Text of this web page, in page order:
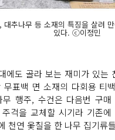
대추나무 등 소재의 특징을 살려
있다. ⓒ이정민
에도 골라 보는 재미가 있는
무표백 면 소재의 다회용 티
무 행주, 수건은 다음번 구
걱을 교체할 시기라 기존
천연 옻칠을 한 나무 집기류